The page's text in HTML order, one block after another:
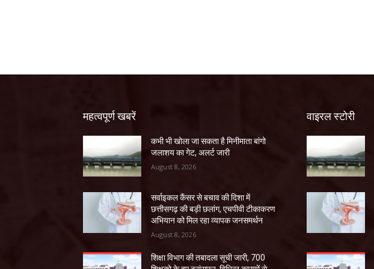
महत्वपूर्ण खबरें
कभी भी खोला जा सकता है मिनीमाता बांगो
जलाशय का गेट, अलर्ट जारी
August 8, 2026
सर्वाइकल कैंसर से बचाव की दिशा में
छत्तीसगढ़ की बड़ी छलांग, एचपीवी टीकाकरण
अभियान को मिल रहा व्यापक जनसमर्थन
August 8, 2026
शिक्षा विभाग की तबादला सूची जारी, 700
वाइरल स्टोरी